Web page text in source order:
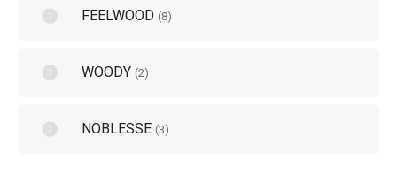
FEELWOOD (8)
WOODY (2)
NOBLESSE (3)